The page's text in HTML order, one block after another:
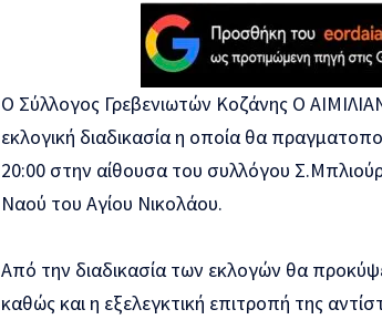
Ο Σύλλογος Γρεβενιωτών Κοζάνης Ο
εκλογική διαδικασία η οποία θα
20:00 στην αίθουσα του συλλόγου
Ναού του Αγίου Νικολάου.
Από την διαδικασία των εκλογών θα
καθώς και η εξελεγκτική επιτροπή της